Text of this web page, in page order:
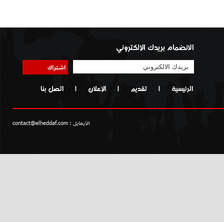
الانضمام بريدك الإلكتروني
اشتراك
الرئيسية | تقديم | الإعلان | اتصل بنا
الايمايل : contact@elheddaf.com